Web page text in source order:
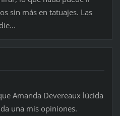
sin más en tatuajes. Las
Amanda Devereaux lúcida
una mis opiniones.